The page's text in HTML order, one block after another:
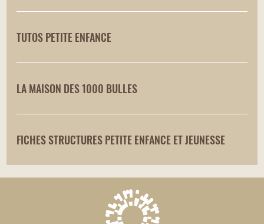
TUTOS PETITE ENFANCE
LA MAISON DES 1000 BULLES
FICHES STRUCTURES PETITE ENFANCE ET JEUNESSE